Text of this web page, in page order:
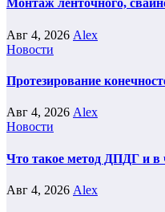
Монтаж ленточного,
Авг 4, 2026 Alex
Новости
Протезирование
Авг 4, 2026 Alex
Новости
Что такое метод ДПДГ и в
Авг 4, 2026 Alex